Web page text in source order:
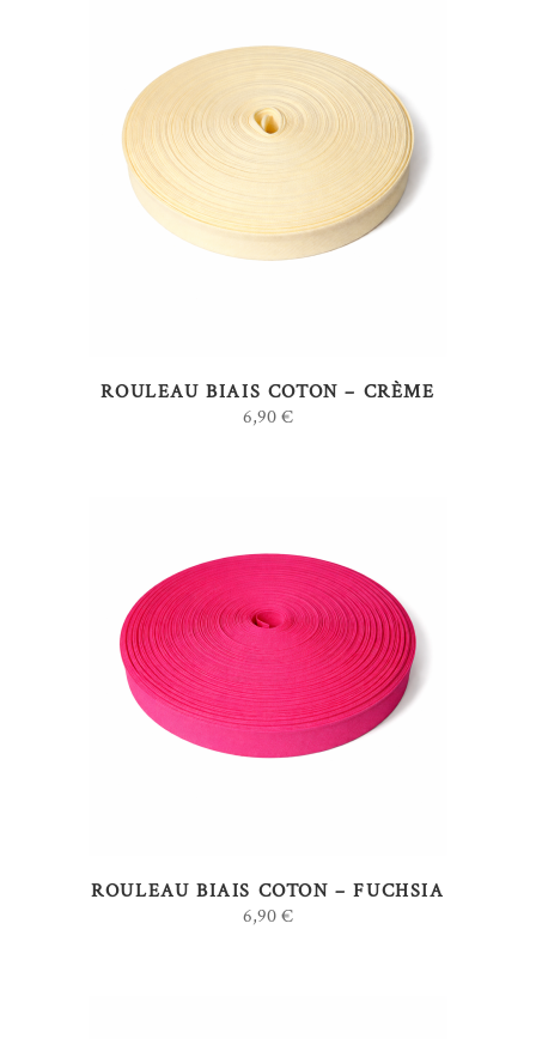
AJOUTER AU PANIER
ROULEAU BIAIS COTON – CRÈME
6,90€
AJOUTER AU PANIER
ROULEAU BIAIS COTON – FUCHSIA
6,90€